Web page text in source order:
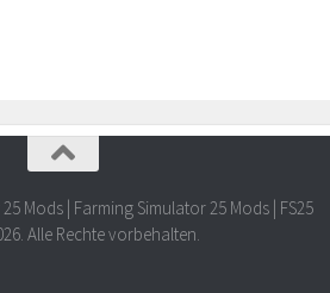
Mods | Farming Simulator 25 Mods | FS25
Alle Rechte vorbehalten.